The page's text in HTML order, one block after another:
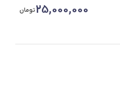
25,000,000تومان